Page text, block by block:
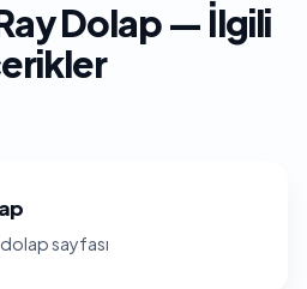
Dolap — İlgili
sayfası